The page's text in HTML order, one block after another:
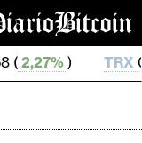
TRX0,327 39 (